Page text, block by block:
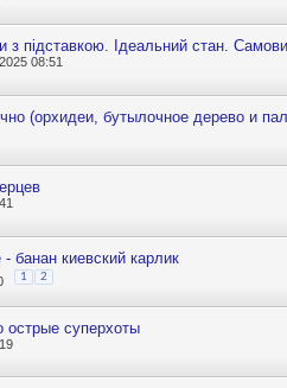
з підставкою. Ідеальний стан.
08:51
(орхидеи, бутылочное дерево и
банан киевский карлик
1 2
суперхоты